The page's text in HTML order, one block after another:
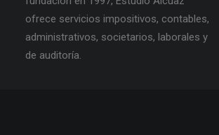
ofrece servicios impositivos, contables,
administrativos, societarios, laborales y
de auditoría.